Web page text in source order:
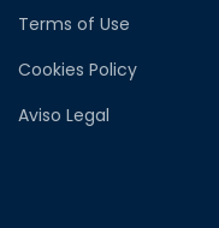
Terms of Use
Cookies Policy
Aviso Legal